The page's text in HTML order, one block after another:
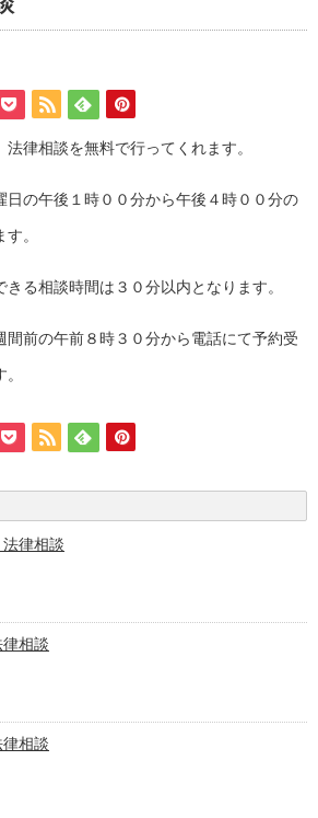
律相談を無料で行ってくれます。
日の午後１時００分から午後４時００分の
。
る相談時間は３０分以内となります。
間前の午前８時３０分から電話にて予約受
律相談
相談
相談